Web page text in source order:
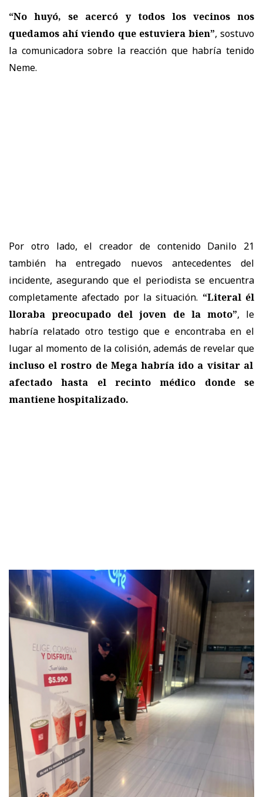
“No huyó, se acercó y todos los vecinos nos
quedamos ahí viendo que estuviera bien”, sostuvo
la comunicadora sobre la reacción que habría tenido
Neme.
Por otro lado, el creador de contenido Danilo 21
también ha entregado nuevos antecedentes del
incidente, asegurando que el periodista se encuentra
completamente afectado por la situación. “Literal él
lloraba preocupado del joven de la moto”, le
habría relatado otro testigo que e encontraba en el
lugar al momento de la colisión, además de revelar que
incluso el rostro de Mega habría ido a visitar al
afectado hasta el recinto médico donde se
mantiene hospitalizado.